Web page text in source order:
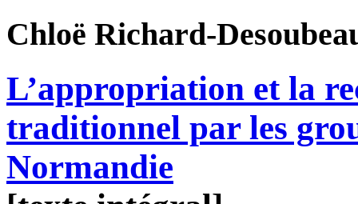
Chloë Richard-
L’appropriation et la
traditionnel par les
Normandie